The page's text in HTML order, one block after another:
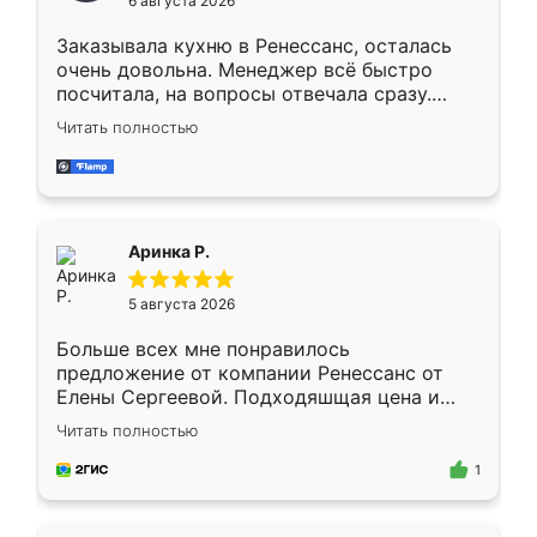
мебели буду заказывать только здесь.
Заказывала кухню в Ренессанс, осталась
очень довольна. Менеджер всё быстро
посчитала, на вопросы отвечала сразу.
Замерщик приехал в субботу, подошёл к
делу со всей ответственностью. Собрали
за день, ребята работали аккуратно, даже
Читать полностью
Аринка Р.
5 августа 2026
Больше всех мне понравилось
предложение от компании Ренессанс от
Елены Сергеевой. Подходяшщая цена и
короткие сроки изготовления. Приехавший
для замера сотрудник Владислав
предложил по моему эскизу самый
Читать полностью
1